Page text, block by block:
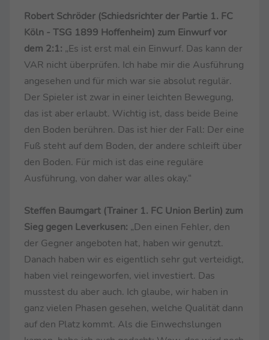
Robert Schröder (Schiedsrichter der Partie 1. FC
Köln - TSG 1899 Hoffenheim) zum Einwurf vor
dem 2:1: „Es ist erst mal ein Einwurf. Das kann der
VAR nicht überprüfen. Ich habe mir die Ausführung
angesehen und für mich war sie absolut regulär.
Der Spieler ist zwar in einer leichten Bewegung,
das ist aber erlaubt. Wichtig ist, dass beide Beine
den Boden berühren. Das ist hier der Fall: Der eine
Fuß steht auf dem Boden, der andere schleift über
den Boden. Für mich ist das eine reguläre
Ausführung, von daher war alles okay.“
Steffen Baumgart (Trainer 1. FC Union Berlin) zum
Sieg gegen Leverkusen: „Den einen Fehler, den
der Gegner angeboten hat, haben wir genutzt.
Danach haben wir es eigentlich sehr gut verteidigt,
haben viel reingeworfen, viel investiert. Das
musstest du aber auch. Ich glaube, wir haben in
ganz vielen Phasen gesehen, welche Qualität dann
auf den Platz kommt. Als die Einwechslungen